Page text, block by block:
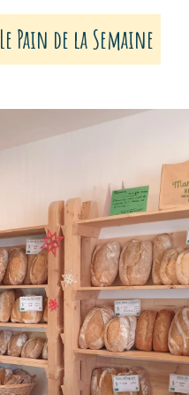
Le Pain de la Semaine